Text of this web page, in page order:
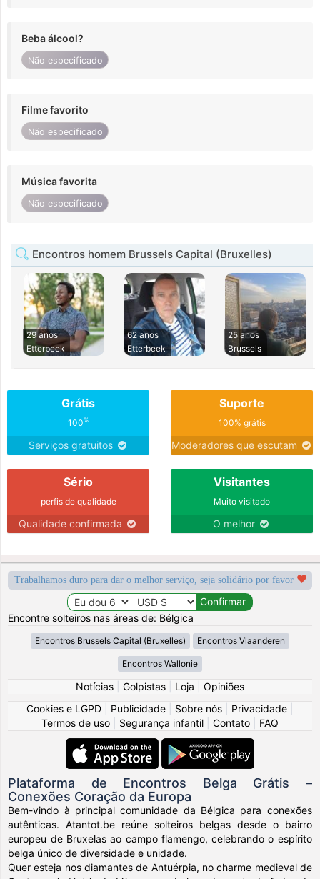
Beba álcool?
Não especificado
Filme favorito
Não especificado
Música favorita
Não especificado
Encontros homem Brussels Capital (Bruxelles)
29 anos
Etterbeek
62 anos
Etterbeek
25 anos
Brussels
Grátis
100%
Serviços gratuitos
Suporte
100% grátis
Moderadores que escutam
Sério
perfis de qualidade
Qualidade confirmada
Visitantes
Muito visitado
O melhor
Trabalhamos duro para dar o melhor serviço, seja solidário por favor
Encontre solteiros nas áreas de: Bélgica
Encontros Brussels Capital (Bruxelles) Encontros Vlaanderen
Encontros Wallonie
Notícias Golpistas Loja
Opiniões
Cookies e LGPD
Publicidade Sobre nós Privacidade
Termos de uso
Segurança infantil Contato FAQ
Plataforma de Encontros Belga Grátis –
Conexões Coração da Europa
Bem-vindo à principal comunidade da Bélgica para conexões
autênticas. Atantot.be reúne solteiros belgas desde o bairro
europeu de Bruxelas ao campo flamengo, celebrando o espírito
belga único de diversidade e unidade.
Quer esteja nos diamantes de Antuérpia, no charme medieval de